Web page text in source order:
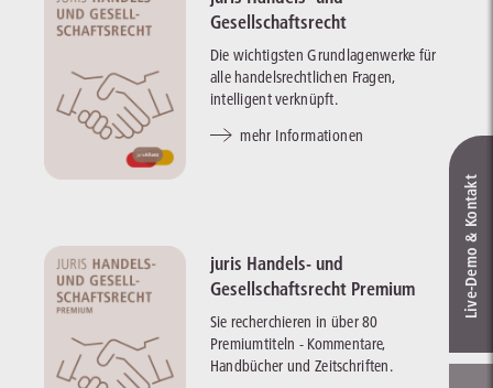
Gesellschaftsrecht
Die wichtigsten Grundlagenwerke für
alle handelsrechtlichen Fragen,
intelligent verknüpft.
mehr Informationen
juris Handels- und
Gesellschaftsrecht Premium
Sie recherchieren in über 80
Premiumtiteln - Kommentare,
Handbücher und Zeitschriften.
Live‑Demo & Kontakt